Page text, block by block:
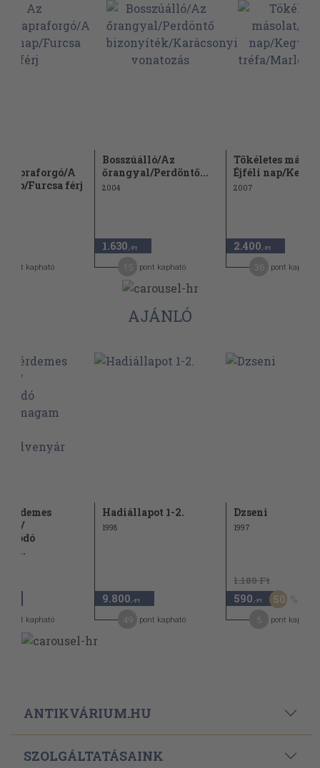
Napraforgó/A
nap/Furcsa férj
pont kapható
Bosszúálló/Az
őrangyal/Perdöntő...
2004
1.630 ,-Ft
pont kapható
Tökéletes
Éjféli nap/
2007
2.400 ,-Ft
pont kapható
AJÁNLÓ
érdemes
A...
pont kapható
Hadiállapot 1-2.
1998
9.800 ,-Ft
pont kapható
Dzseni
1997
1.180 Ft
590 ,-Ft 50
pont kapható
ANTIKVÁRIUM.HU
SZOLGÁLTATÁSAINK